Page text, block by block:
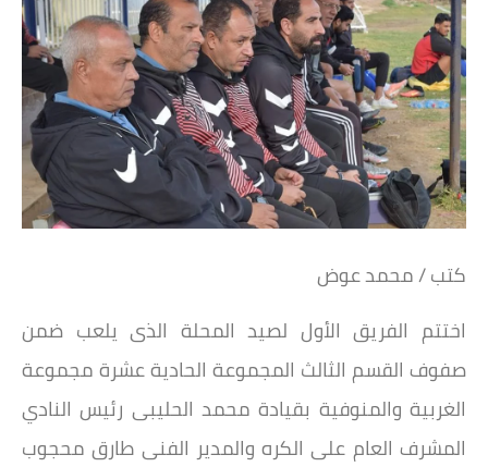
كتب / محمد عوض
اختتم الفريق الأول لصيد المحلة الذى يلعب ضمن
صفوف القسم الثالث المجموعة الحادية عشرة مجموعة
الغربية والمنوفية بقيادة محمد الحليبى رئيس النادي
المشرف العام على الكره والمدير الفنى طارق محجوب